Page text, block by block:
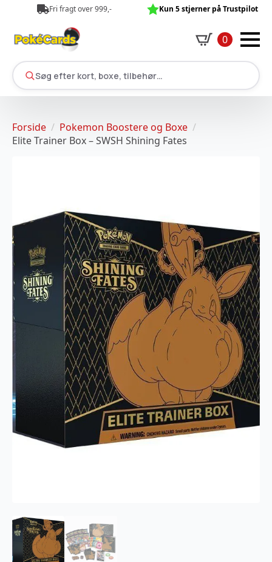
Fri fragt over 999,- Kun 5 stjerner på Trustpilot
0
Søg efter kort, boxe, tilbehør…
Forside
Pokemon Boostere og Boxe
Elite Trainer Box – SWSH Shining Fates